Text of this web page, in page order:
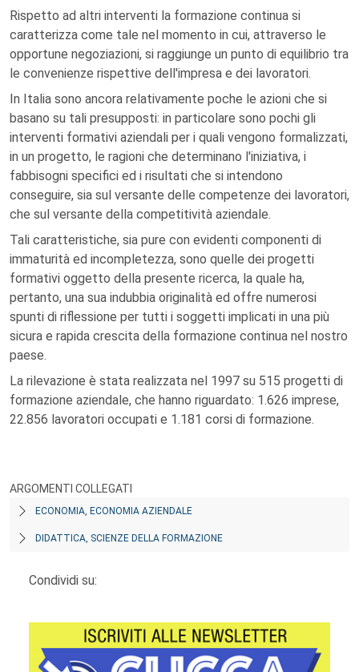
Rispetto ad altri interventi la formazione continua si
caratterizza come tale nel momento in cui, attraverso le
opportune negoziazioni, si raggiunge un punto di equilibrio tra
le convenienze rispettive dell'impresa e dei lavoratori.
In Italia sono ancora relativamente poche le azioni che si
basano su tali presupposti: in particolare sono pochi gli
interventi formativi aziendali per i quali vengono formalizzati,
in un progetto, le ragioni che determinano l'iniziativa, i
fabbisogni specifici ed i risultati che si intendono
conseguire, sia sul versante delle competenze dei lavoratori,
che sul versante della competitività aziendale.
Tali caratteristiche, sia pure con evidenti componenti di
immaturità ed incompletezza, sono quelle dei progetti
formativi oggetto della presente ricerca, la quale ha,
pertanto, una sua indubbia originalità ed offre numerosi
spunti di riflessione per tutti i soggetti implicati in una più
sicura e rapida crescita della formazione continua nel nostro
paese.
La rilevazione è stata realizzata nel 1997 su 515 progetti di
formazione aziendale, che hanno riguardato: 1.626 imprese,
22.856 lavoratori occupati e 1.181 corsi di formazione.
ARGOMENTI COLLEGATI
ECONOMIA, ECONOMIA AZIENDALE
DIDATTICA, SCIENZE DELLA FORMAZIONE
Condividi su: